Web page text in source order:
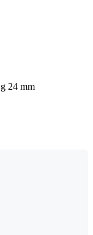
24 mm